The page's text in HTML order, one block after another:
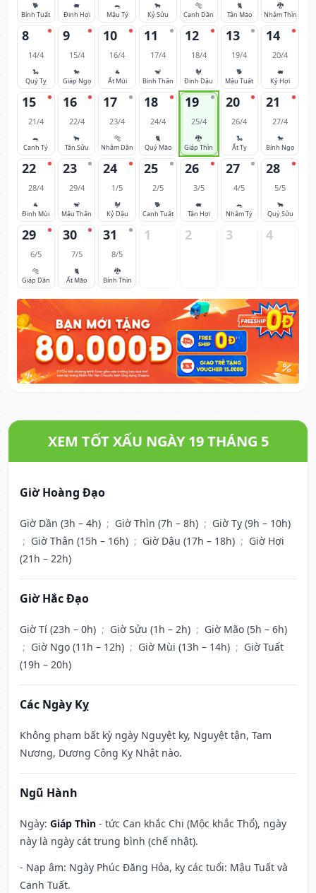
🐕
Bính Tuất
🐖
Đinh Hợi
🐀
Mậu Tý
🐂
Kỷ Sửu
🐅
Canh Dần
🐈
Tân Mão
🐉
Nhâm Thìn
8
14/4
🐍
Quý Tỵ
9
15/4
🐎
Giáp Ngọ
10
16/4
🐐
Ất Mùi
11
17/4
🐒
Bính Thân
12
18/4
🐓
Đinh Dậu
13
19/4
🐕
Mậu Tuất
14
20/4
🐖
Kỷ Hợi
15
21/4
🐀
Canh Tý
16
22/4
🐂
Tân Sửu
17
23/4
🐅
Nhâm Dần
18
24/4
🐈
Quý Mão
19
25/4
🐉
Giáp Thìn
20
26/4
🐍
Ất Tỵ
21
27/4
🐎
Bính Ngọ
22
28/4
🐐
Đinh Mùi
23
29/4
🐒
Mậu Thân
24
1/5
🐓
Kỷ Dậu
25
2/5
🐕
Canh Tuất
26
3/5
🐖
Tân Hợi
27
4/5
🐀
Nhâm Tý
28
5/5
🐂
Quý Sửu
29
6/5
🐅
Giáp Dần
30
7/5
🐈
Ất Mão
31
8/5
🐉
Bính Thìn
1 2 3 4
XEM TỐT XẤU NGÀY 19 THÁNG 5
Giờ Hoàng Đạo
Giờ Dần (3h – 4h) ; Giờ Thìn (7h – 8h) ; Giờ Tỵ (9h – 10h)
; Giờ Thân (15h – 16h) ; Giờ Dậu (17h – 18h) ; Giờ Hợi
(21h – 22h)
Giờ Hắc Đạo
Giờ Tí (23h – 0h) ; Giờ Sửu (1h – 2h) ; Giờ Mão (5h – 6h)
; Giờ Ngọ (11h – 12h) ; Giờ Mùi (13h – 14h) ; Giờ Tuất
(19h – 20h)
Các Ngày Kỵ
Không phạm bất kỳ ngày Nguyệt kỵ, Nguyệt tận, Tam
Nương, Dương Công Kỵ Nhật nào.
Ngũ Hành
Ngày: Giáp Thìn - tức Can khắc Chi (Mộc khắc Thổ), ngày
này là ngày cát trung bình (chế nhật).
- Nạp âm: Ngày Phúc Đăng Hỏa, kỵ các tuổi: Mậu Tuất và
Canh Tuất.